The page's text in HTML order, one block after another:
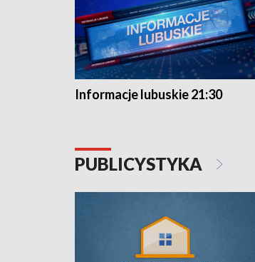
Informacje lubuskie 21:30
PUBLICYSTYKA